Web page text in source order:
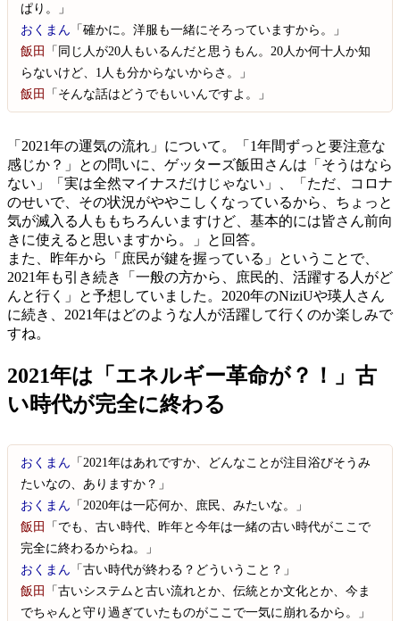
ぱり。」
おくまん 「確かに。洋服も一緒にそろっていますから。」
飯田
「同じ人が20人もいるんだと思うもん。20人か何十人か知
らないけど、1人も分からないからさ。」
飯田
「そんな話はどうでもいいんですよ。」
「2021年の運気の流れ」について。「1年間ずっと要注意な
感じか？」との問いに、ゲッターズ飯田さんは「そうはなら
ない」「実は全然マイナスだけじゃない」、「ただ、コロナ
のせいで、その状況がややこしくなっているから、ちょっと
気が滅入る人ももちろんいますけど、基本的には皆さん前向
きに使えると思いますから。」と回答。
また、昨年から「庶民が鍵を握っている」ということで、
2021年も引き続き「一般の方から、庶民的、活躍する人がど
んと行く」と予想していました。2020年のNiziUや瑛人さん
に続き、2021年はどのような人が活躍して行くのか楽しみで
すね。
2021年は「エネルギー革命が？！」古
い時代が完全に終わる
おくまん 「2021年はあれですか、どんなことが注目浴びそうみ
たいなの、ありますか？」
おくまん 「2020年は一応何か、庶民、みたいな。」
飯田
「でも、古い時代、昨年と今年は一緒の古い時代がここで
完全に終わるからね。」
おくまん 「古い時代が終わる？どういうこと？」
飯田
「古いシステムと古い流れとか、伝統とか文化とか、今ま
でちゃんと守り過ぎていたものがここで一気に崩れるから。」